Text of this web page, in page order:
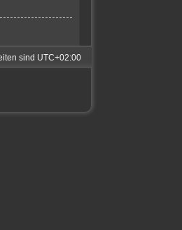
sind UTC+02:00